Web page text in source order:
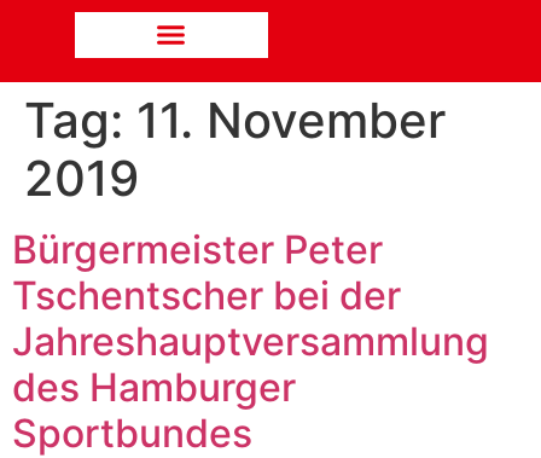
Tag: 11. November
2019
Bürgermeister Peter
Tschentscher bei der
Jahreshauptversammlung
des Hamburger
Sportbundes